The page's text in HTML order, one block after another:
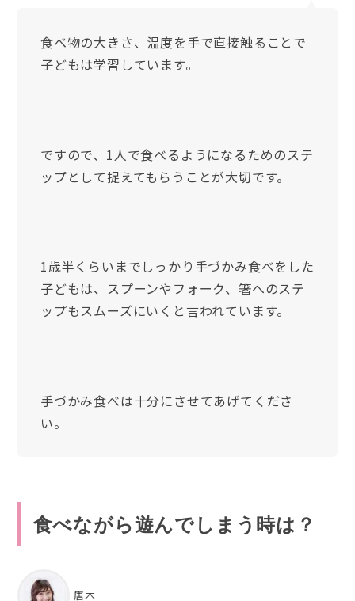
食べ物の大きさ、温度を手で直接触ることで
子どもは学習しています。
ですので、1人で食べるようになるためのステ
ップとして捉えてもらうことが大切です。
1歳半くらいまでしっかり手づかみ食べをした
子どもは、スプーンやフォーク、箸へのステ
ップもスムーズにいくと言われています。
手づかみ食べは十分にさせてあげてくださ
い。
食べながら遊んでしまう時は？
唐木